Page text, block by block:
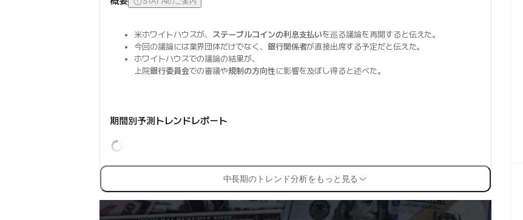
米ホワイトハウスが、 ステーブルコインの利息支払いを巡る議論を再開すると伝えた。
今回の議論には業界団体だけでなく、 銀行関係者が直接出席する予定だと伝えた。
ホワイトハウスでの議論の結果が、
上院銀行委員会での審議や規制の方向性に影響を及ぼし得ると述べた。
期間別予測トレンドレポート
中長期のトレンド分析をもっと見る